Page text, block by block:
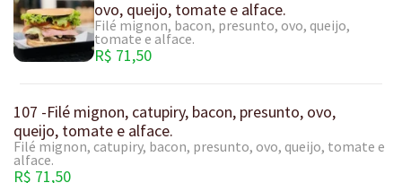
ovo, queijo, tomate e alface.
Filé mignon, bacon, presunto, ovo, queijo,
tomate e alface.
R$ 71,50
107 -Filé mignon, catupiry, bacon, presunto, ovo,
queijo, tomate e alface.
Filé mignon, catupiry, bacon, presunto, ovo, queijo, tomate e
alface.
R$ 71,50